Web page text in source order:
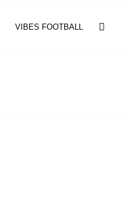
VIBES FOOTBALL